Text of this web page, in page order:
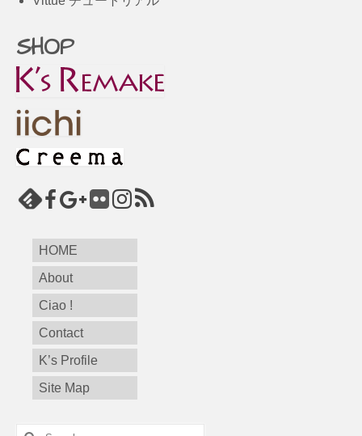
SHOP
HOME
About
Ciao !
Contact
K’s Profile
Site Map
Search